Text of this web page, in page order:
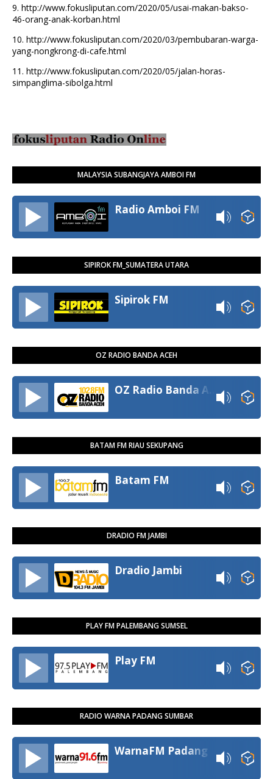
9. http://www.fokusliputan.com/2020/05/usai-makan-bakso-
46-orang-anak-korban.html
10. http://www.fokusliputan.com/2020/03/pembubaran-warga-
yang-nongkrong-di-cafe.html
11. http://www.fokusliputan.com/2020/05/jalan-horas-
simpanglima-sibolga.html
MALAYSIA SUBANGJAYA AMBOI FM
Radio Amboi FM
SIPIROK FM_SUMATERA UTARA
Sipirok FM
OZ RADIO BANDA ACEH
BATAM FM RIAU SEKUPANG
Batam FM
DRADIO FM JAMBI
Dradio Jambi
PLAY FM PALEMBANG SUMSEL
Play FM
RADIO WARNA PADANG SUMBAR
WarnaFM Padang